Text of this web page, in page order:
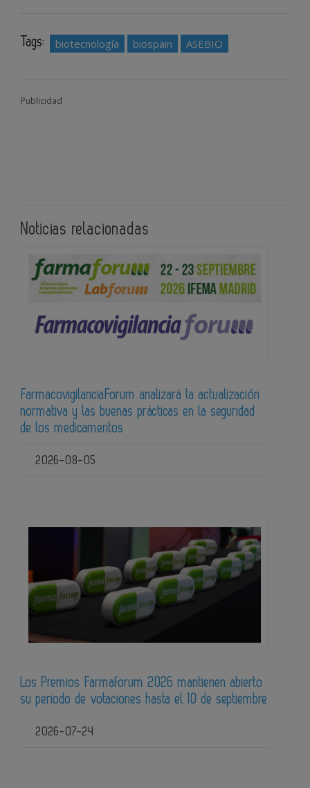
Tags: biotecnología biospain ASEBIO
Publicidad
Noticias relacionadas
FarmacovigilanciaForum analizará la actualización
normativa y las buenas prácticas en la seguridad
de los medicamentos
2026-08-05
Los Premios Farmaforum 2026 mantienen abierto
su periodo de votaciones hasta el 10 de septiembre
2026-07-24